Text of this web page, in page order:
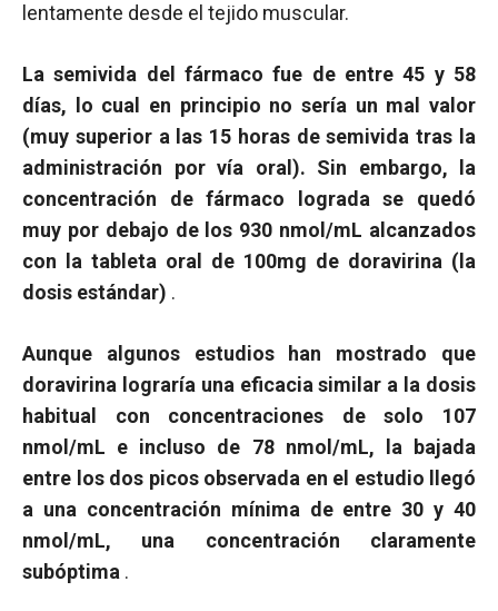
lentamente desde el tejido muscular.
La semivida del fármaco fue de entre 45 y 58
días, lo cual en principio no sería un mal valor
(muy superior a las 15 horas de semivida tras la
administración por vía oral). Sin embargo, la
concentración de fármaco lograda se quedó
muy por debajo de los 930 nmol/mL alcanzados
con la tableta oral de 100mg de doravirina (la
dosis estándar) .
Aunque algunos estudios han mostrado que
doravirina lograría una eficacia similar a la dosis
habitual con concentraciones de solo 107
nmol/mL e incluso de 78 nmol/mL, la bajada
entre los dos picos observada en el estudio llegó
a una concentración mínima de entre 30 y 40
nmol/mL, una concentración claramente
subóptima .